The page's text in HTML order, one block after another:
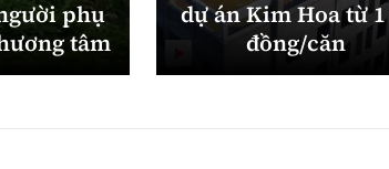
phụ
tâm
dự án Kim Hoa từ
đồng/căn